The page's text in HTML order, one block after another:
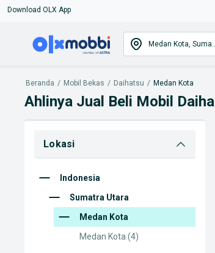
Download OLX App
Beranda / Mobil Bekas / Daihatsu / Medan Kota
Ahlinya Jual Beli Mobil
Lokasi
Indonesia
Sumatra Utara
Medan Kota
Medan Kota (4)